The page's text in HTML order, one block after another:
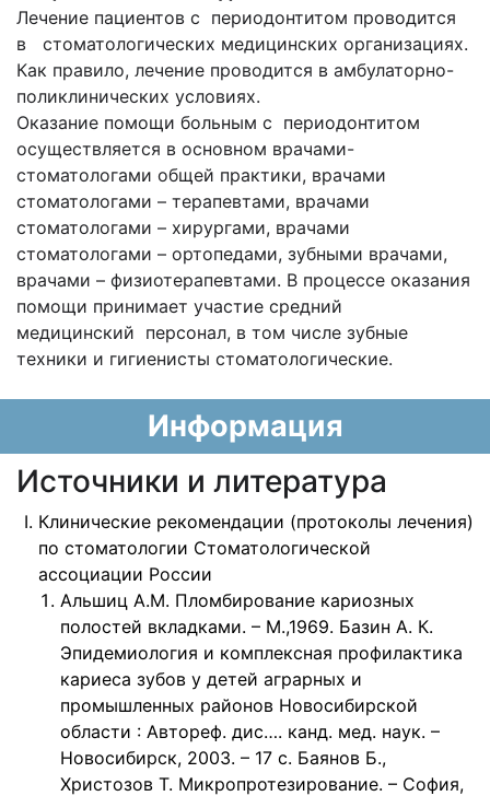
Лечение пациентов с периодонтитом проводится
в стоматологических медицинских организациях.
Как правило, лечение проводится в амбулаторно-
поликлинических условиях.
Оказание помощи больным с периодонтитом
осуществляется в основном врачами-
стоматологами общей практики, врачами
стоматологами – терапевтами, врачами
стоматологами – хирургами, врачами
стоматологами – ортопедами, зубными врачами,
врачами – физиотерапевтами. В процессе оказания
помощи принимает участие средний
медицинский персонал, в том числе зубные
техники и гигиенисты стоматологические.
Информация
Источники и литература
Клинические рекомендации (протоколы лечения)
по стоматологии Стоматологической
ассоциации России
Альшиц А.М. Пломбирование кариозных
полостей вкладками. – М.,1969. Базин А. К.
Эпидемиология и комплексная профилактика
кариеса зубов у детей аграрных и
промышленных районов Новосибирской
области : Автореф. дис…. канд. мед. наук. –
Новосибирск, 2003. – 17 с. Баянов Б.,
Христозов Т. Микропротезирование. – София,